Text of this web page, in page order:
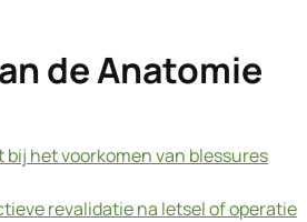
de Anatomie
bij het voorkomen van blessures
revalidatie na letsel of operatie